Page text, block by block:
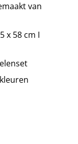
van
x 58 cm I